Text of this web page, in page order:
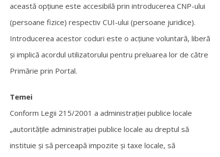
această opțiune este accesibilă prin introducerea CNP-ului
(persoane fizice) respectiv CUI-ului (persoane juridice).
Introducerea acestor coduri este o acțiune voluntară, liberă
și implică acordul utilizatorului pentru preluarea lor de către
Primărie prin Portal.
Temei
Conform Legii 215/2001 a administrației publice locale
„autorităţile administraţiei publice locale au dreptul să
instituie şi să perceapă impozite şi taxe locale, să